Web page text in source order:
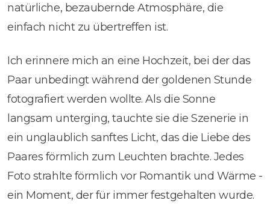
natürliche, bezaubernde Atmosphäre, die
einfach nicht zu übertreffen ist.
Ich erinnere mich an eine Hochzeit, bei der das
Paar unbedingt während der goldenen Stunde
fotografiert werden wollte. Als die Sonne
langsam unterging, tauchte sie die Szenerie in
ein unglaublich sanftes Licht, das die Liebe des
Paares förmlich zum Leuchten brachte. Jedes
Foto strahlte förmlich vor Romantik und Wärme -
ein Moment, der für immer festgehalten wurde.